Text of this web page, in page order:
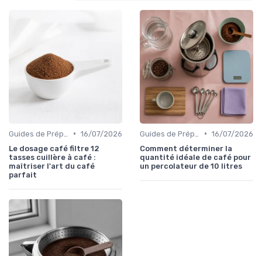
• 16/07/2026
Le dosage café filtre 12
tasses cuillère à café :
maîtriser l'art du café
parfait
• 16/07/2026
Comment déterminer la
quantité idéale de café pour
un percolateur de 10 litres